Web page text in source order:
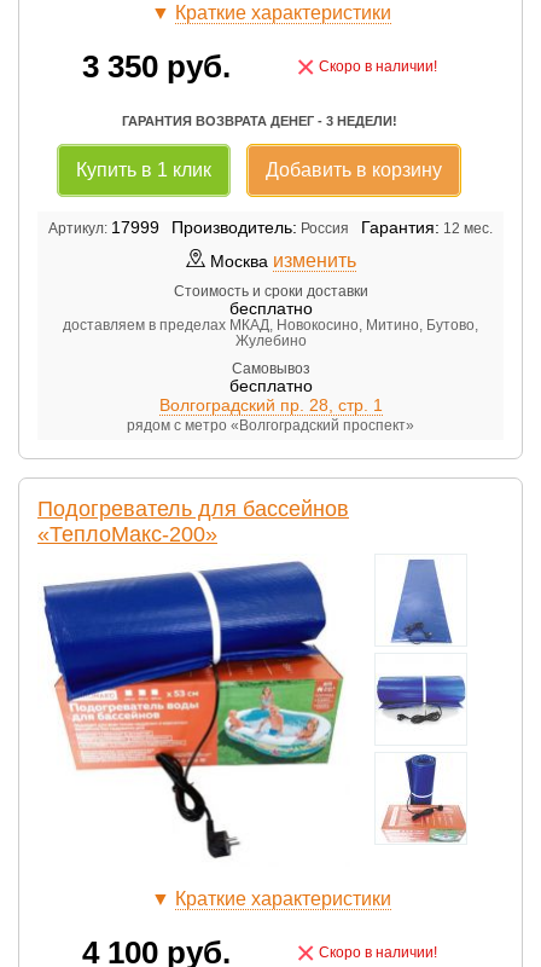
▼ Краткие характеристики
3 350 руб. × Скоро в наличии!
ГАРАНТИЯ ВОЗВРАТА ДЕНЕГ - 3 НЕДЕЛИ!
Купить в 1 клик Добавить в корзину
Артикул: 17999 Производитель: Россия Гарантия: 12 мес.
Москва изменить
Стоимость и сроки доставки
бесплатно
доставляем в пределах МКАД, Новокосино, Митино, Бутово,
Жулебино
Самовывоз
бесплатно
Волгоградский пр. 28, стр. 1
рядом с метро «Волгоградский проспект»
Подогреватель для бассейнов
«ТеплоМакс-200»
▼ Краткие характеристики
4 100 руб. × Скоро в наличии!